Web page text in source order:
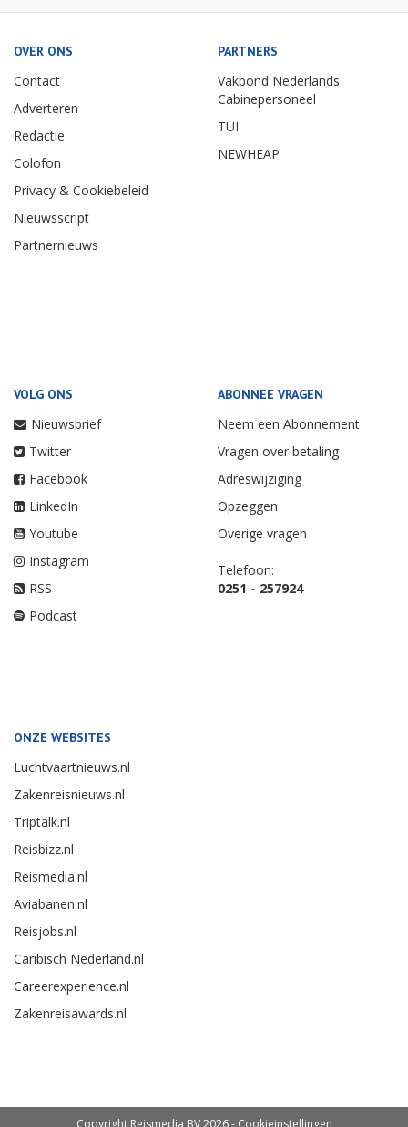
OVER ONS
Contact
Adverteren
Redactie
Colofon
Privacy & Cookiebeleid
Nieuwsscript
Partnernieuws
PARTNERS
Vakbond Nederlands
Cabinepersoneel
TUI
NEWHEAP
VOLG ONS
Nieuwsbrief
Twitter
Facebook
LinkedIn
Youtube
Instagram
RSS
Podcast
ABONNEE VRAGEN
Neem een Abonnement
Vragen over betaling
Adreswijziging
Opzeggen
Overige vragen
Telefoon:
0251 - 257924
ONZE WEBSITES
Luchtvaartnieuws.nl
Zakenreisnieuws.nl
Triptalk.nl
Reisbizz.nl
Reismedia.nl
Aviabanen.nl
Reisjobs.nl
Caribisch Nederland.nl
Careerexperience.nl
Zakenreisawards.nl